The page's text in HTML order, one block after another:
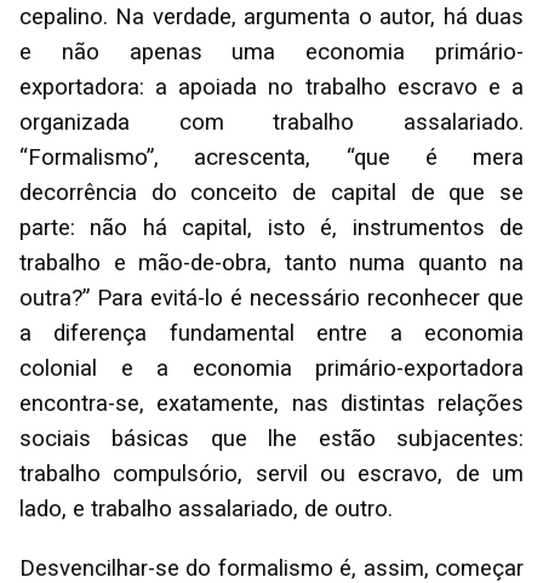
cepalino. Na verdade, argumenta o autor, há duas
e não apenas uma economia primário-
exportadora: a apoiada no trabalho escravo e a
organizada com trabalho assalariado.
“Formalismo”, acrescenta, “que é mera
decorrência do conceito de capital de que se
parte: não há capital, isto é, instrumentos de
trabalho e mão-de-obra, tanto numa quanto na
outra?” Para evitá-lo é necessário reconhecer que
a diferença fundamental entre a economia
colonial e a economia primário-exportadora
encontra-se, exatamente, nas distintas relações
sociais básicas que lhe estão subjacentes:
trabalho compulsório, servil ou escravo, de um
lado, e trabalho assalariado, de outro.
Desvencilhar-se do formalismo é, assim, começar